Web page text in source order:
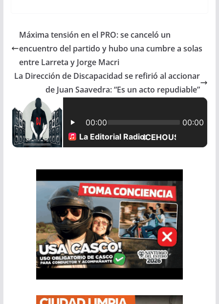
e
b
o
k
t
A
p
i
r
Máxima tensión en el PRO: se canceló un
encuentro del partido y hubo una cumbre a solas
entre Larreta y Jorge Macri
La Dirección de Discapacidad se refirió al accionar
de Juan Saavedra: “Es un acto repudiable”